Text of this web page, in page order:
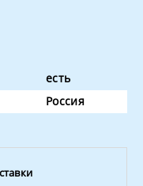
есть
Россия